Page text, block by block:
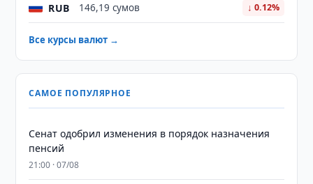
RUB 146,19 сумов ↓ 0.12%
Все курсы валют →
САМОЕ ПОПУЛЯРНОЕ
Сенат одобрил изменения в порядок назначения
пенсий
21:00 · 07/08